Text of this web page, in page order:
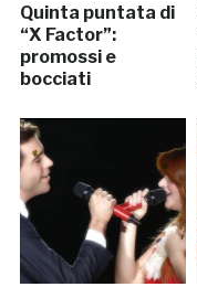
Quinta puntata di
“X Factor”:
promossi e
bocciati